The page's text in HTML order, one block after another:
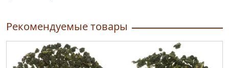
Рекомендуемые товары